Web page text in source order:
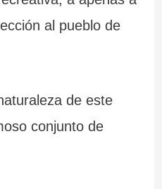
al pueblo de
de este
conjunto de